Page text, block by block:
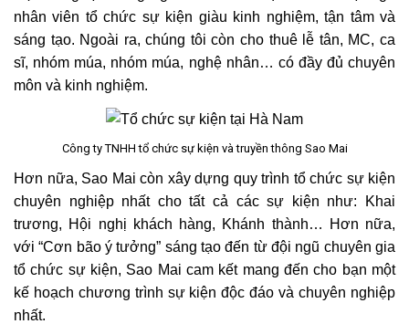
nhân viên tổ chức sự kiện giàu kinh nghiệm, tận tâm và
sáng tạo. Ngoài ra, chúng tôi còn cho thuê lễ tân, MC, ca
sĩ, nhóm múa, nhóm múa, nghệ nhân… có đầy đủ chuyên
môn và kinh nghiệm.
Công ty TNHH tổ chức sự kiện và truyền thông Sao Mai
Hơn nữa, Sao Mai còn xây dựng quy trình tổ chức sự kiện
chuyên nghiệp nhất cho tất cả các sự kiện như: Khai
trương, Hội nghị khách hàng, Khánh thành… Hơn nữa,
với “Cơn bão ý tưởng” sáng tạo đến từ đội ngũ chuyên gia
tổ chức sự kiện, Sao Mai cam kết mang đến cho bạn một
kế hoạch chương trình sự kiện độc đáo và chuyên nghiệp
nhất.